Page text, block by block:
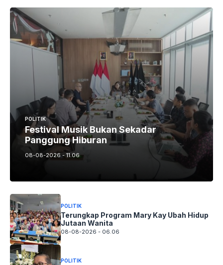
POLITIK
Festival Musik Bukan Sekadar
Panggung Hiburan
08-08-2026 - 11.06
POLITIK
Terungkap Program Mary Kay Ubah Hidup
Jutaan Wanita
08-08-2026 - 06.06
POLITIK